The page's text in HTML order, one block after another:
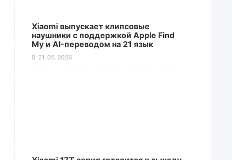
Xiaomi выпускает клипсовые
наушники с поддержкой Apple Find
My и AI-переводом на 21 язык
21. 05. 2026